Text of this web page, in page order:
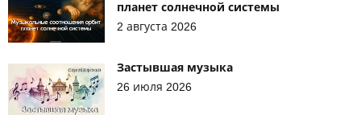
планет солнечной системы
2 августа 2026
Застывшая музыка
26 июля 2026